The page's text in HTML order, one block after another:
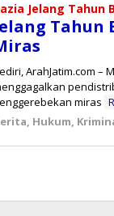
Jelang Tahun
Tahun
ArahJatim.com –
miras
, Hukum,